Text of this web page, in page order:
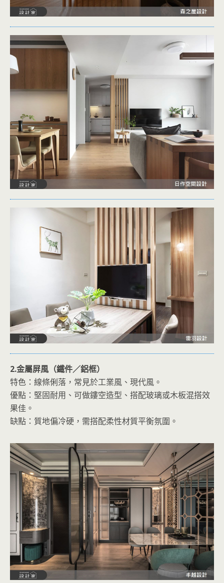
2.金屬屏風（鐵件／鋁框）
特色：線條俐落，常見於工業風、現代風。
優點：堅固耐用、可做鏤空造型、搭配玻璃或木板混搭效
果佳。
缺點：質地偏冷硬，需搭配柔性材質平衡氛圍。